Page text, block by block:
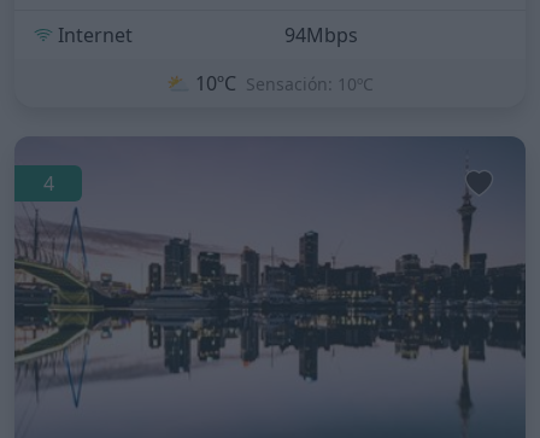
Internet
94Mbps
⛅ 10ºC Sensación: 10ºC
4